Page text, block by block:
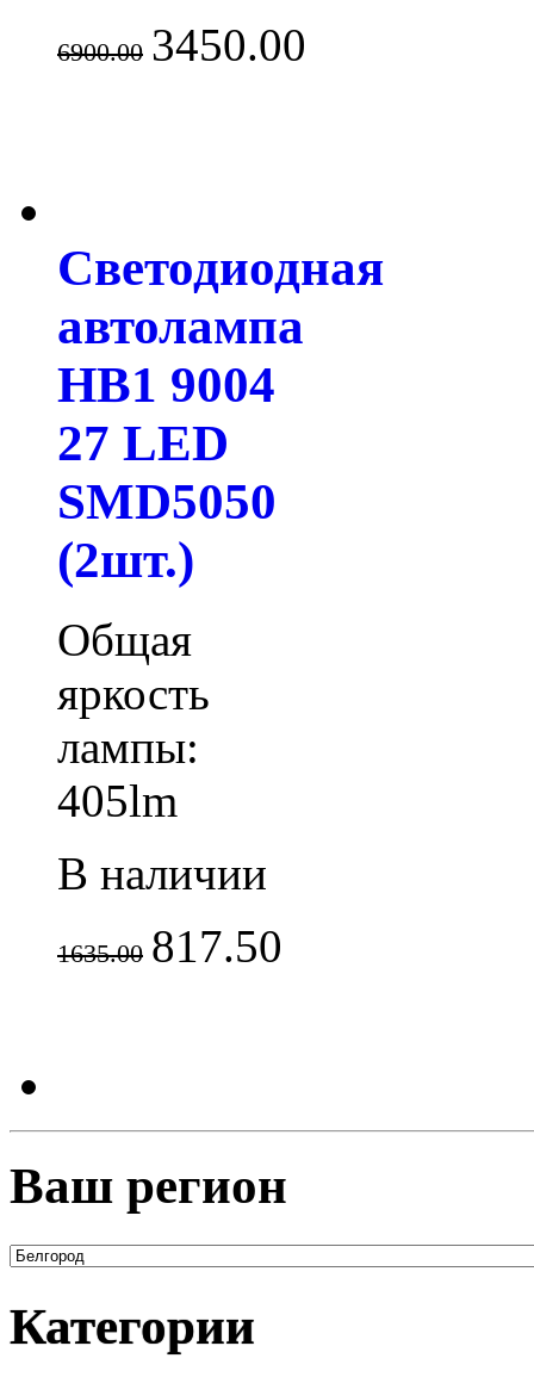
6900.00 3450.00
Светодиодная
автолампа
HB1 9004
27 LED
SMD5050
(2шт.)
Общая
яркость
лампы:
405lm
В наличии
1635.00 817.50
Ваш регион
Категории